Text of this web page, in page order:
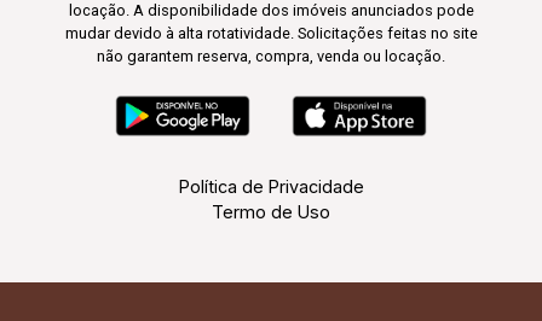
locação. A disponibilidade dos imóveis anunciados pode
mudar devido à alta rotatividade. Solicitações feitas no site
não garantem reserva, compra, venda ou locação.
Política de Privacidade
Termo de Uso